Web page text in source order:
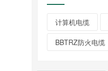
计算机电缆
BBTRZ防火电缆